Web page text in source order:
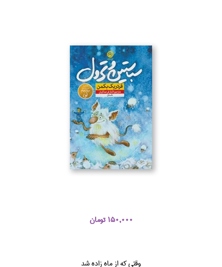
150,000 تومان
وقتي كه از ماه زاده شد